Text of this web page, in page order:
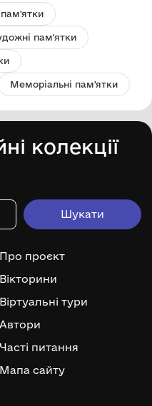
пам'ятки
Меморіальні пам'ятки
колекції
Про проєкт
Вікторини
Віртуальні тури
Автори
Часті питання
Мапа сайту